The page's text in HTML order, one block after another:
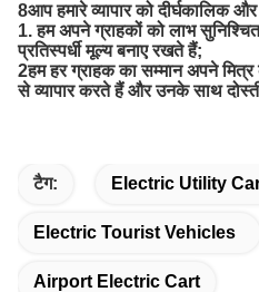
8आप हमारे व्यापार को दीर्घकालिक
1. हम अपने ग्राहकों को लाभ
प्रतिस्पर्धी मूल्य बनाए रखते हैं;
2हम हर ग्राहक का सम्मान अपने
से व्यापार करते हैं और उनके साथ
टैग: Electric Utility
Electric Tourist Vehicles
Airport Electric Cart